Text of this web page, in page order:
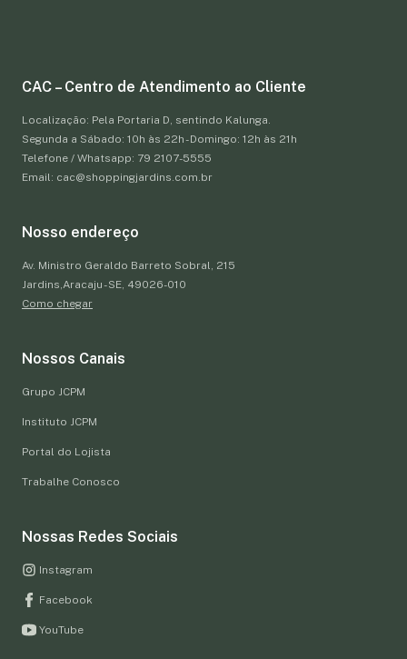
CAC – Centro de Atendimento ao Cliente
Localização: Pela Portaria D, sentindo Kalunga.
Segunda a Sábado: 10h às 22h - Domingo: 12h às 21h
Telefone / Whatsapp: 79 2107-5555
Email: cac@shoppingjardins.com.br
Nosso endereço
Av. Ministro Geraldo Barreto Sobral, 215
Jardins,Aracaju - SE, 49026-010
Como chegar
Nossos Canais
Grupo JCPM
Instituto JCPM
Portal do Lojista
Trabalhe Conosco
Nossas Redes Sociais
Instagram
Facebook
YouTube